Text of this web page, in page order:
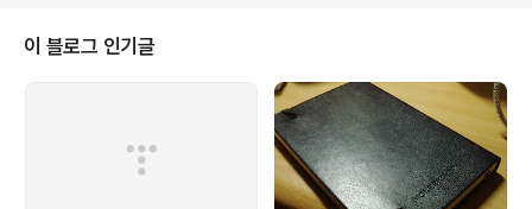
이 블로그 인기글